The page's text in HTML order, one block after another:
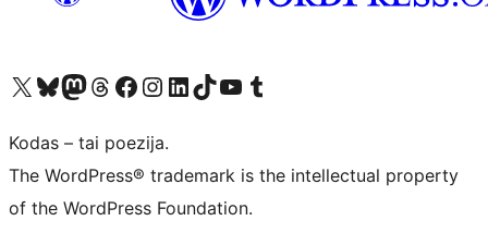
Visit our X (formerly Twitter) account
Apsilankykite mūsų Bluesky paskyroje
Visit our Mastodon account
Apsilankykite mūsų Threads paskyroje
Visit our Facebook page
Visit our Instagram account
Visit our LinkedIn account
Apsilankykite mūsų TikTok paskyroje
Visit our YouTube channel
Apsilankykite mūsų Tumblr paskyroje
Kodas – tai poezija.
The WordPress® trademark is the intellectual property
of the WordPress Foundation.